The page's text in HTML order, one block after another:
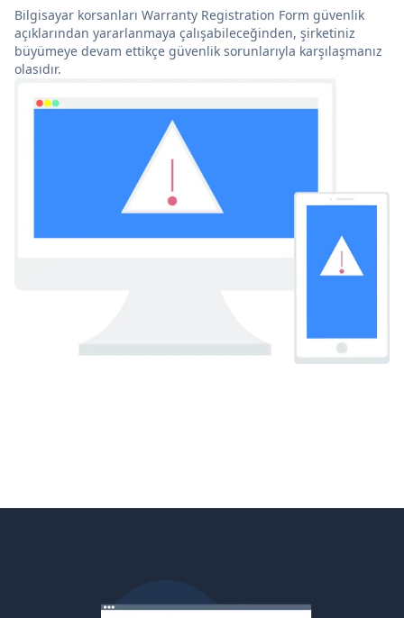
Bilgisayar korsanları Warranty Registration Form güvenlik
açıklarından yararlanmaya çalışabileceğinden, şirketiniz
büyümeye devam ettikçe güvenlik sorunlarıyla karşılaşmanız
olasıdır.